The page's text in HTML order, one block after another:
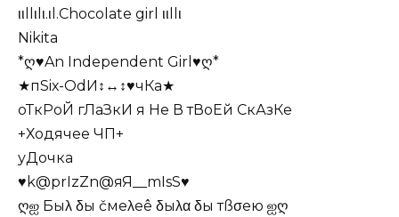
ιιllιlι.ιl.Chocolate girl ιιllι
Nikita
*ღ♥An Independent Girl♥ღ*
★пSiх-ОdИ↕↔↕♥чКа★
оТкРоЙ гЛаЗкИ я Не В тВоЕй СкАзКе
+Ходячее ЧП+
уДочка
♥k@prIzZn@яЯ__mIsS♥
ღஐ Быλ δы čмеλеê δыλα δы тßσею ஐღ